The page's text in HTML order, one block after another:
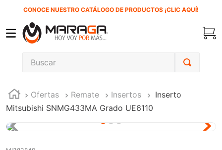
CONOCE NUESTRO CATÁLOGO DE PRODUCTOS ¡CLIC AQUÍ!
Buscar
Ofertas Remate Insertos
Inserto
Mitsubishi SNMG433MA Grado UE6110
1
inversora
carbones